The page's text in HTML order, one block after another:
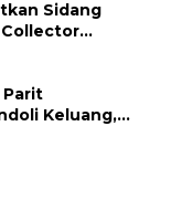
Sidang
Collector
Parit
Keluang,